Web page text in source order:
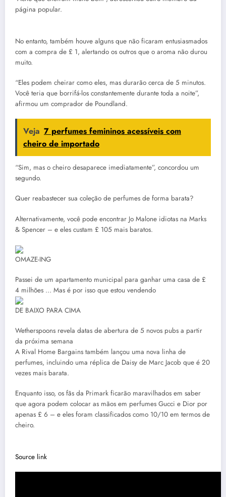
página popular.
No entanto, também houve alguns que não ficaram entusiasmados
com a compra de £ 1, alertando os outros que o aroma não durou
muito.
“Eles podem cheirar como eles, mas durarão cerca de 5 minutos.
Você teria que borrifá-los constantemente durante toda a noite”,
afirmou um comprador de Poundland.
Veja 7 perfumes femininos acessíveis com
cheiro de importado
“Sim, mas o cheiro desaparece imediatamente”, concordou um
segundo.
Quer reabastecer sua coleção de perfumes de forma barata?
Alternativamente, você pode encontrar Jo Malone idiotas na Marks
& Spencer – e eles custam £ 105 mais baratos.
OMAZE-ING
Passei de um apartamento municipal para ganhar uma casa de £
4 milhões … Mas é por isso que estou vendendo
DE BAIXO PARA CIMA
Wetherspoons revela datas de abertura de 5 novos pubs a partir
da próxima semana
A Rival Home Bargains também lançou uma nova linha de
perfumes, incluindo uma réplica de Daisy de Marc Jacob que é 20
vezes mais barata.
Enquanto isso, os fãs da Primark ficarão maravilhados em saber
que agora podem colocar as mãos em perfumes Gucci e Dior por
apenas £ 6 – e eles foram classificados como 10/10 em termos de
cheiro.
Source link